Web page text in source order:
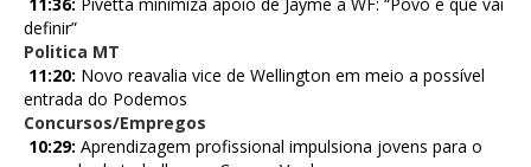
definir”
Politica MT
11:20: Novo reavalia vice de Wellington em meio a possível
entrada do Podemos
Concursos/Empregos
10:29: Aprendizagem profissional impulsiona jovens para o